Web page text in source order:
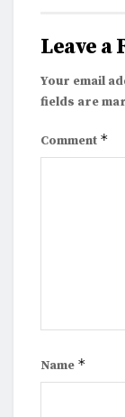
Leave a
Your email
fields are
Comment *
Name *